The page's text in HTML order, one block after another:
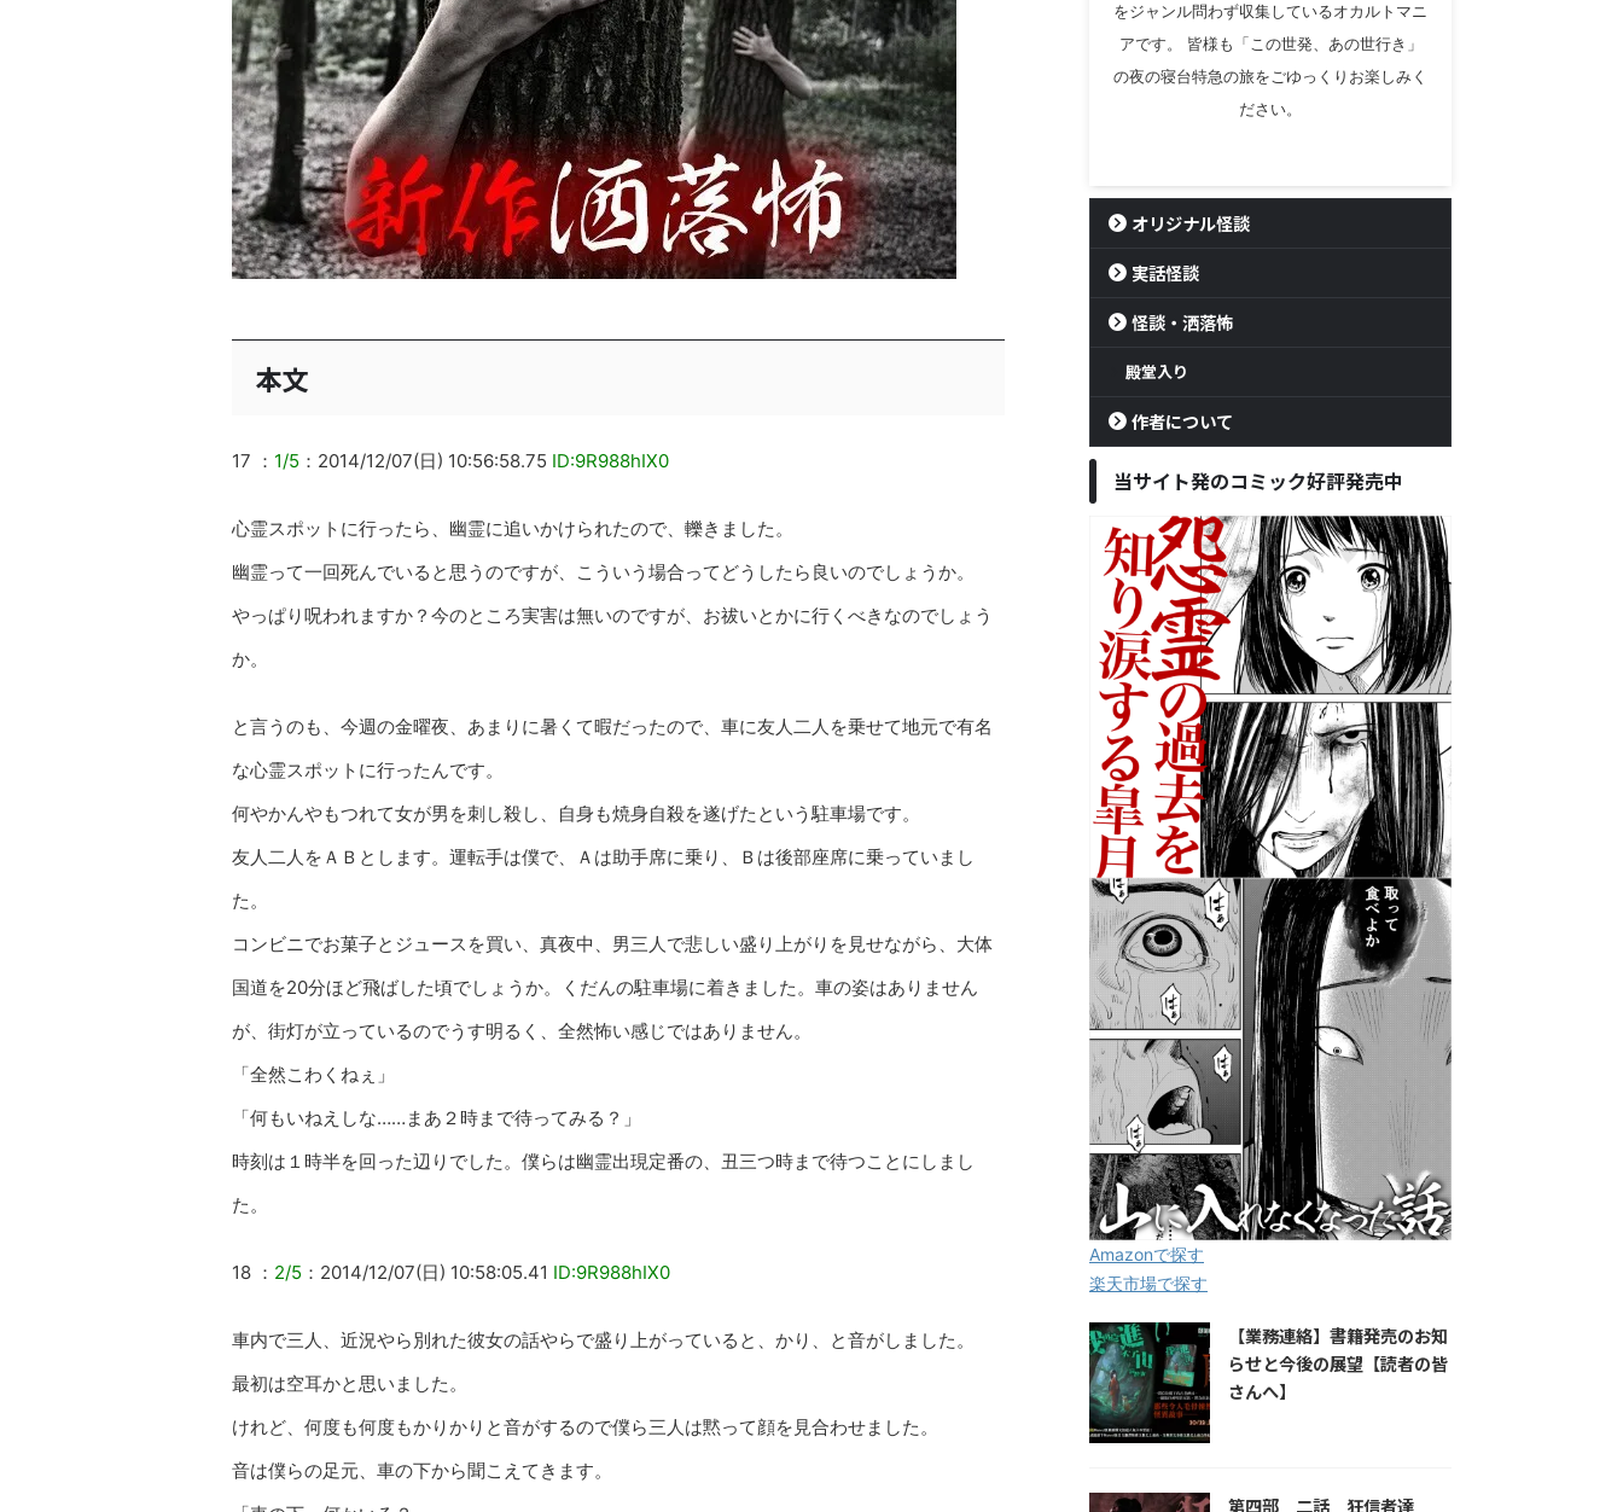
本文
17 ： 1/5 ：2014/12/07(日) 10:56:58.75 ID:9R988hIX0
心霊スポットに行ったら、幽霊に追いかけられたので、轢きました。
幽霊って一回死んでいると思うのですが、こういう場合ってどうしたら良いのでしょうか。
やっぱり呪われますか？今のところ実害は無いのですが、お祓いとかに行くべきなのでしょう
か。
と言うのも、今週の金曜夜、あまりに暑くて暇だったので、車に友人二人を乗せて地元で有名
な心霊スポットに行ったんです。
何やかんやもつれて女が男を刺し殺し、自身も焼身自殺を遂げたという駐車場です。
友人二人をＡＢとします。運転手は僕で、Ａは助手席に乗り、Ｂは後部座席に乗っていまし
た。
コンビニでお菓子とジュースを買い、真夜中、男三人で悲しい盛り上がりを見せながら、大体
国道を20分ほど飛ばした頃でしょうか。くだんの駐車場に着きました。車の姿はありません
が、街灯が立っているのでうす明るく、全然怖い感じではありません。
「全然こわくねぇ」
「何もいねえしな……まあ２時まで待ってみる？」
時刻は１時半を回った辺りでした。僕らは幽霊出現定番の、丑三つ時まで待つことにしまし
た。
18 ： 2/5 ：2014/12/07(日) 10:58:05.41 ID:9R988hIX0
車内で三人、近況やら別れた彼女の話やらで盛り上がっていると、かり、と音がしました。
最初は空耳かと思いました。
けれど、何度も何度もかりかりと音がするので僕ら三人は黙って顔を見合わせました。
音は僕らの足元、車の下から聞こえてきます。
をジャンル問わず収集しているオカルトマニ
アです。 皆様も「この世発、あの世行き」
の夜の寝台特急の旅をごゆっくりお楽しみく
ださい。
オリジナル怪談
実話怪談
怪談・洒落怖
殿堂入り
作者について
当サイト発のコミック好評発売中
Amazonで探す
楽天市場で探す
【業務連絡】書籍発売のお知
らせと今後の展望【読者の皆
さんへ】
第四部 二話 狂信者達